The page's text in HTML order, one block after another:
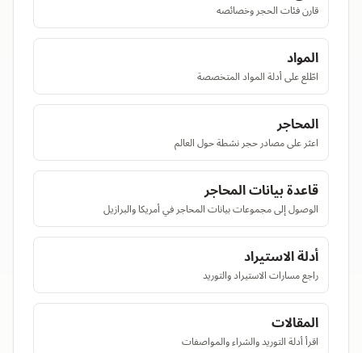
قارن فئات الحجر وخصائصه
المواد
اطّلع على أدلة المواد المتخصصة
المحاجر
اعثر على مصادر حجر نشطة حول العالم
قاعدة بيانات المحاجر
الوصول إلى مجموعات بيانات المحاجر في أمريكا والبرازيل
أدلة الاستيراد
راجع مسارات الاستيراد والتوريد
المقالات
اقرأ أدلة التوريد والشراء والمواصفات